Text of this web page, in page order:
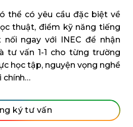
thể có yêu cầu đặc biệt về
thuật, điểm kỹ năng tiếng
ngay với INEC để nhận
tư vấn 1-1 cho từng trường
học tập, nguyện vọng nghề
chính…
ký tư vấn